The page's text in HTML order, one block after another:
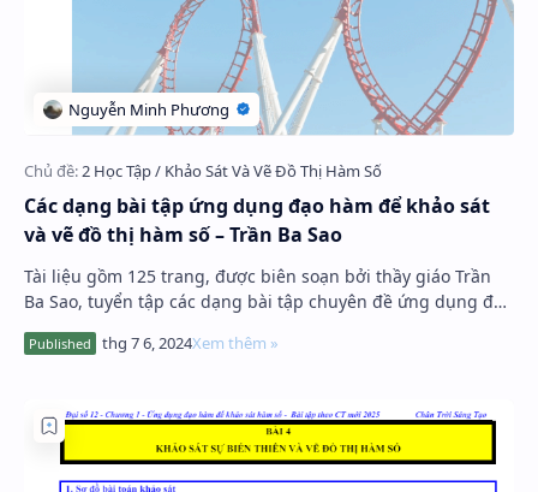
Các dạng bài tập ứng dụng đạo hàm để khảo sát
và vẽ đồ thị hàm số – Trần Ba Sao
Tài liệu gồm 125 trang, được biên soạn bởi thầy giáo Trần
Ba Sao, tuyển tập các dạng bài tập chuyên đề ứng dụng đạo